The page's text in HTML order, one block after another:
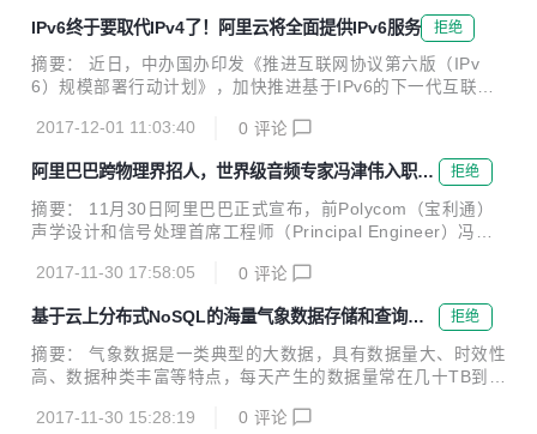
冷启动等扶持。 据悉，“双11”创业“红包”精选于阿里巴巴创新
中心创业扶持计划---“风池计划”中的核心资源，包括阿里云、
芝麻信用、钉钉、淘宝众筹等阿里系资源；由生态伙伴提供的
数千款企业应用与服务；以及由头部创投媒体提供的初创企业
特性，“创业节”专设10月27日到31日的预热期，用户可以在此
IPv6终于要取代IPv4了！阿里云将全面提供IPv6服务 拒绝
摘要： 近日，中办国办印发《推进互联网协议第六版（IPv
6）规模部署行动计划》，加快推进基于IPv6的下一代互联网
亿，2020年末达到5亿，2025年末中国IPv6规模要达到世界
第一。 近日，中办国办印发《推进互联网协议第六版（IPv
6）规模部署行动计划》，加快推进基于IPv6的下一代互联网
规模部署，计划指出到2018年末国内IPv6活跃用户数要达到2
亿，2020年末达到5亿，2025年末中国IPv6规模要达到世界
第一。 阿里云宣布，为了建立下一代互联网自主技术体系和产
业生态，进一步实现下一代互联网在经济社会各领域深度融合
2017-12-01 11:03:40 0 评论
阿里巴巴跨物理界招人，世界级音频专家冯津伟入职人
工智能团队iDST
拒绝
摘要： 11月30日阿里巴巴正式宣布，前Polycom（宝利通）
声学设计和信号处理首席工程师（Principal Engineer）冯津
员，将负责语音交互设备端的声学设计和信号处理研究工作。
阿里巴巴iDST智能语音交互团队研究员 冯津伟 11月30日阿里
巴巴正式宣布，前Polycom（宝利通）声学设计和信号处理首
席工程师（Principal Engineer）冯津伟入职人工智能核心团
队iDST，担任智能语音交互团队研究员，将负责语音交互设备
职后，iDST迎来的又一位大牛级人物。 冯...
2017-11-30 17:58:05 0 评论
基于云上分布式NoSQL的海量气象数据存储和查询方
案
拒绝
摘要： 气象数据是一类典型的大数据，具有数据量大、时效性
高、数据种类丰富等特点，每天产生的数据量常在几十TB到上
象数据越来越成为一个难题，本文针对气象领域中海量模式数
2017-11-30 15:28:19 0 评论